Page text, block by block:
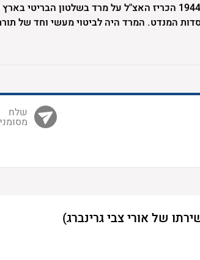
ב-1 לפברואר 1944 הכריז האצ"ל על מרד בשלטון
המנדט. המרד היה לביטוי מעשי וחד של
של אורי צבי גרינברג)